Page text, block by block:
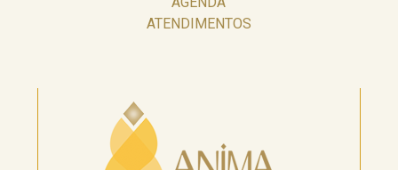
ATENDIMENTOS